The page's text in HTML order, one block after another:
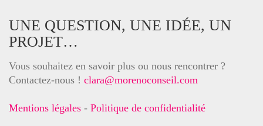
UNE QUESTION, UNE IDÉE, UN
PROJET…
Vous souhaitez en savoir plus ou nous rencontrer ?
Contactez-nous ! clara@morenoconseil.com
Mentions légales - Politique de confidentialité